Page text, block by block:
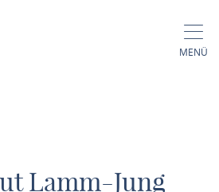
MENÜ
Lamm-Jung